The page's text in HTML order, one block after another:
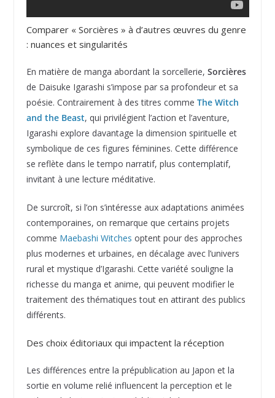
Comparer « Sorcières » à d’autres œuvres du genre
: nuances et singularités
En matière de manga abordant la sorcellerie, Sorcières
de Daisuke Igarashi s’impose par sa profondeur et sa
poésie. Contrairement à des titres comme The Witch
and the Beast, qui privilégient l’action et l’aventure,
Igarashi explore davantage la dimension spirituelle et
symbolique de ces figures féminines. Cette différence
se reflète dans le tempo narratif, plus contemplatif,
invitant à une lecture méditative.
De surcroît, si l’on s’intéresse aux adaptations animées
contemporaines, on remarque que certains projets
comme Maebashi Witches optent pour des approches
plus modernes et urbaines, en décalage avec l’univers
rural et mystique d’Igarashi. Cette variété souligne la
richesse du manga et anime, qui peuvent modifier le
traitement des thématiques tout en attirant des publics
différents.
Des choix éditoriaux qui impactent la réception
Les différences entre la prépublication au Japon et la
sortie en volume relié influencent la perception et le